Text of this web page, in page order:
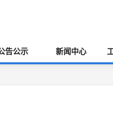
告公示 新闻中心